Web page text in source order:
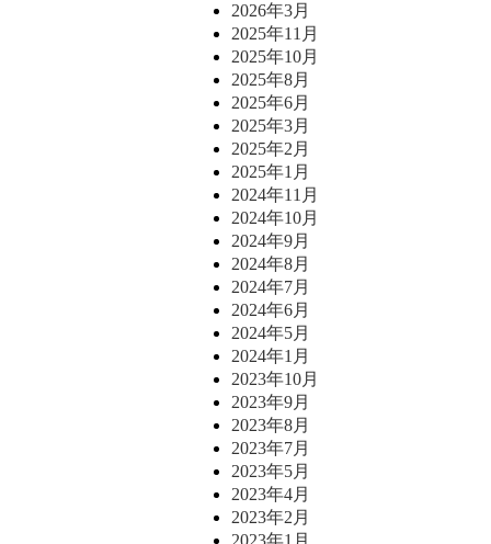
2026年3月
2025年11月
2025年10月
2025年8月
2025年6月
2025年3月
2025年2月
2025年1月
2024年11月
2024年10月
2024年9月
2024年8月
2024年7月
2024年6月
2024年5月
2024年1月
2023年10月
2023年9月
2023年8月
2023年7月
2023年5月
2023年4月
2023年2月
2023年1月